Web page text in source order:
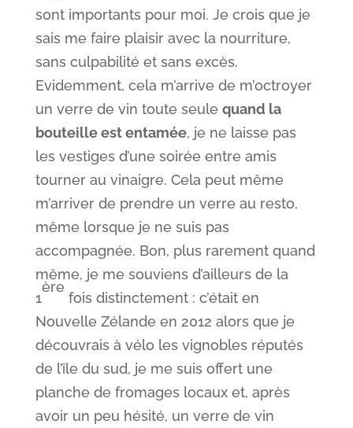
sont importants pour moi. Je crois que je
sais me faire plaisir avec la nourriture,
sans culpabilité et sans excès.
Evidemment, cela m’arrive de m’octroyer
un verre de vin toute seule quand la
bouteille est entamée, je ne laisse pas
les vestiges d’une soirée entre amis
tourner au vinaigre. Cela peut même
m’arriver de prendre un verre au resto,
même lorsque je ne suis pas
accompagnée. Bon, plus rarement quand
même, je me souviens d’ailleurs de la
1
ère
fois distinctement : c’était en
Nouvelle Zélande en 2012 alors que je
découvrais à vélo les vignobles réputés
de l’île du sud, je me suis offert une
planche de fromages locaux et, après
avoir un peu hésité, un verre de vin